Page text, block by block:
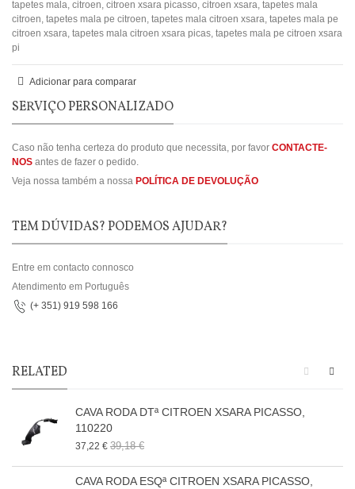
tapetes mala, citroen, citroen xsara picasso, citroen xsara, tapetes mala
citroen, tapetes mala pe citroen, tapetes mala citroen xsara, tapetes mala pe
citroen xsara, tapetes mala citroen xsara picas, tapetes mala pe citroen xsara
pi
Adicionar para comparar
SERVIÇO PERSONALIZADO
Caso não tenha certeza do produto que necessita, por favor CONTACTE-
NOS antes de fazer o pedido.
Veja nossa também a nossa POLÍTICA DE DEVOLUÇÃO
TEM DÚVIDAS? PODEMOS AJUDAR?
Entre em contacto connosco
Atendimento em Português
(+ 351) 919 598 166
RELATED
CAVA RODA DTª CITROEN XSARA PICASSO,
110220
37,22 € 39,18 €
CAVA RODA ESQª CITROEN XSARA PICASSO,